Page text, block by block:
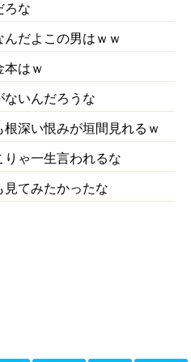
ろな
だよこの男はｗｗ
はｗ
いんだろうな
深い恨みが垣間見れるｗ
ゃ一生言われるな
てみたかったな